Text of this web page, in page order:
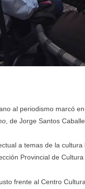
al periodismo marcó
, de Jorge Santos
a temas de la
Provincial de
frente al Centro